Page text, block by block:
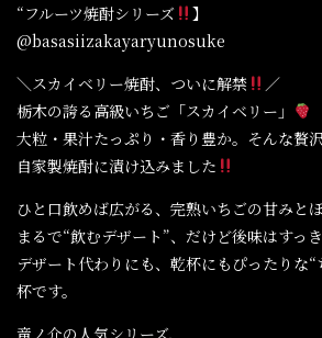
“フルーツ焼酎シリーズ
】
@basasiizakayaryunosuke
＼スカイベリー焼酎、ついに解禁
／
栃木の誇る高級いちご「スカイベリー」
大粒・果汁たっぷり・香り豊か。そんな贅
自家製焼酎に漬け込みました
ひと口飲めば広がる、完熟いちごの甘みと
まるで“飲むデザート”、だけど後味はすっ
デザート代わりにも、乾杯にもぴったりな
杯です。
竜ノ介の人気シリーズ、